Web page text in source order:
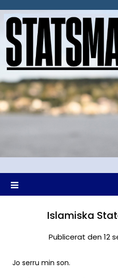
till
Islamiska
Publicerat den 12
Jo serru min son.